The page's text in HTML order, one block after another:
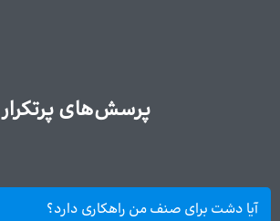
پرسش‌های پرتکرار
آیا دشت برای صنف من راهکاری دارد؟